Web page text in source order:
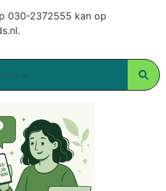
030-2372555 kan op